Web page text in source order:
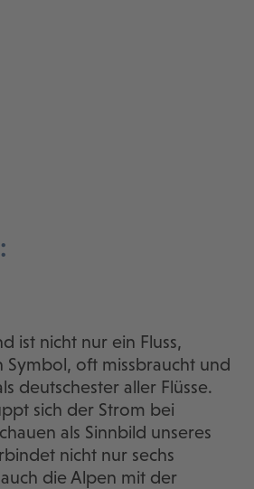
ist nicht nur ein Fluss,
Symbol, oft missbraucht und
deutschester aller Flüsse.
sich der Strom bei
als Sinnbild unseres
nicht nur sechs
die Alpen mit der